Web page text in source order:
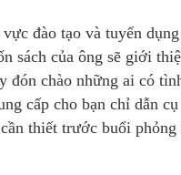
đào tạo và tuyển
sách của ông sẽ giới
đón chào những ai có
cấp cho bạn chỉ dẫn
thiết trước buổi